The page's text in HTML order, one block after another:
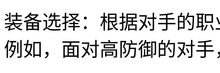
装备选择：根据对手的
例如，面对高防御的对